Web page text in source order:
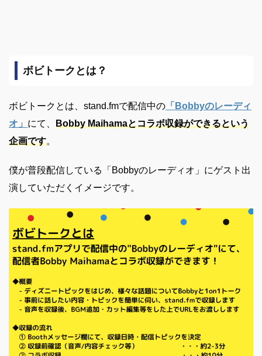
ボビトークとは？
ボビトークとは、stand.fmで配信中の 「Bobbyのレーディ
オ」 にて、 Bobby Maihamaとコラボ収録ができるという
企画です。
僕が普段配信している「Bobbyのレーディオ」にゲスト出
演していただくイメージです。